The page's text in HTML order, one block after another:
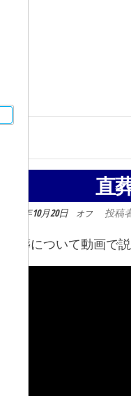
直
2023年10月20日 オフ 投稿
直葬について動画で